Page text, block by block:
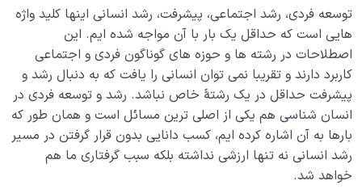
غفلت و بی توجهی در چه اموری خوب و در چه اموری بد
است؟
انسان خلیفه خداست یعنی چه و آیا این مقام تمام
انسانهاست؟
موانع رشد انسانی و رسیدن به مقام خلیفگی خدا چیست؟
منظور از عنصر وجودی چیست؛ آیا روح هم مثل جسم دارای
عنصر وجودی است؟
توسعه فردی، رشد اجتماعی، پیشرفت، رشد انسانی اینها کلید واژه
هایی است که حداقل یک بار با آن مواجه شده ایم. این
اصطلاحات در رشته ها و حوزه های گوناگون فردی و اجتماعی
کاربرد دارند و تقریبا نمی توان انسانی را یافت که به دنبال رشد و
پیشرفت حداقل در یک رشتۀ خاص نباشد. رشد و توسعه فردی در
انسان شناسی هم یکی از اصلی ترین مسائل است و همان طور که
بارها به آن اشاره کرده ایم، کسب دانایی بدون قرار گرفتن در مسیر
رشد انسانی نه تنها ارزشی نداشته بلکه سبب گرفتاری ما هم
خواهد شد.